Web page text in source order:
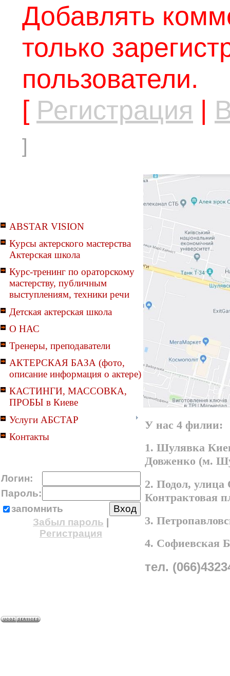
Добавлять
только
пользователи.
[ Регистрация |
]
ABSTAR VISION
Курсы актерского мастерства
Актерская школа
Курс-тренинг по ораторскому
мастерству, публичным
выступлениям, техники речи
Детская актерская школа
О НАС
Тренеры, преподаватели
АКТЕРСКАЯ БАЗА (фото,
описание информация о актере)
КАСТИНГИ, МАССОВКА,
ПРОБЫ в Киеве
Услуги АБСТАР
Контакты
Логин:
Пароль:
запомнить
Забыл пароль
Регистрация
У нас 4 филии:
1. Шулявка
Довженко (м.
2. Подол,
Контрактовая
3.
4. Софиевская
тел.